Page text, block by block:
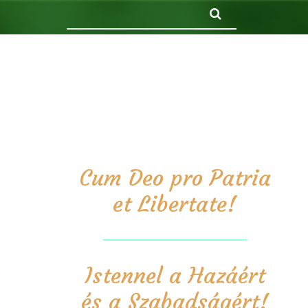
Cum Deo pro Patria
et Libertate!
Istennel a Hazáért
és a Szabadságért!